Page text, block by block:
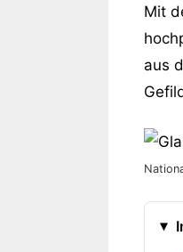
Mit
aus